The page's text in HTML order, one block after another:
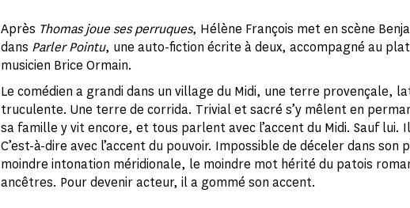
Après Thomas joue ses perruques, Hélène François met en scène
dans Parler Pointu, une auto-fiction écrite à deux, accompagné au
musicien Brice Ormain.
Le comédien a grandi dans un village du Midi, une terre provençale,
truculente. Une terre de corrida. Trivial et sacré s’y mêlent en
sa famille y vit encore, et tous parlent avec l’accent du Midi. Sauf lui.
C’est-à-dire avec l’accent du pouvoir. Impossible de déceler dans son
moindre intonation méridionale, le moindre mot hérité du patois
ancêtres. Pour devenir acteur, il a gommé son accent.